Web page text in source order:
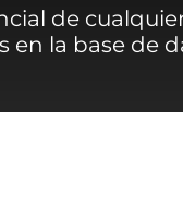
de
en la base de